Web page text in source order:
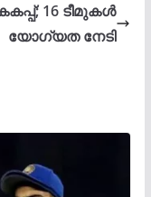
16 ടീമുകൾ
യോഗ്യത നേടി